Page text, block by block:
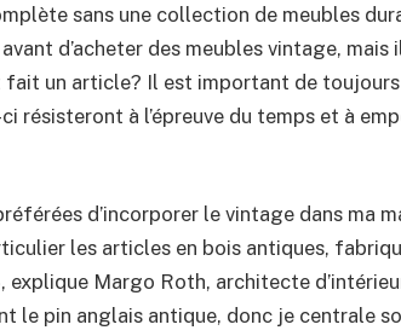
sans une collection de meubles
d’acheter des meubles vintage, mais
fait un article? Il est important de
résisteront à l’épreuve du temps et à
d’incorporer le vintage dans ma
les articles en bois antiques,
explique Margo Roth, architecte
le pin anglais antique, donc je centrale